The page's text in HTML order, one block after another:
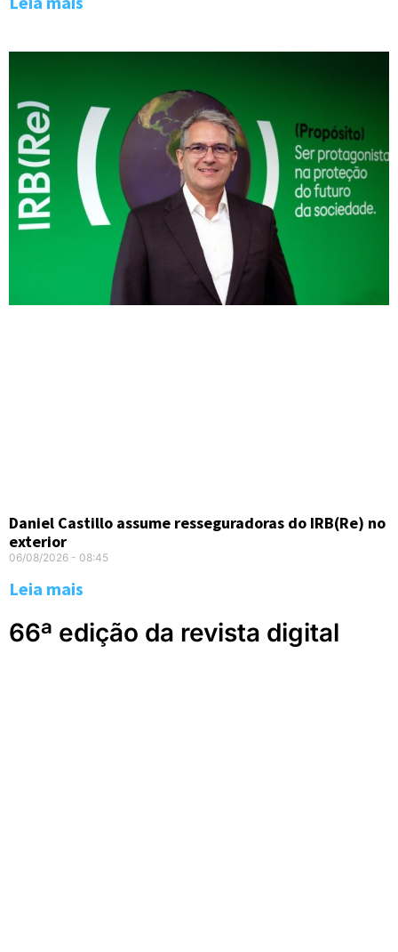
Daniel Castillo assume resseguradoras do IRB(Re) no
exterior
06/08/2026 08:45
Leia mais
66ª edição da revista digital